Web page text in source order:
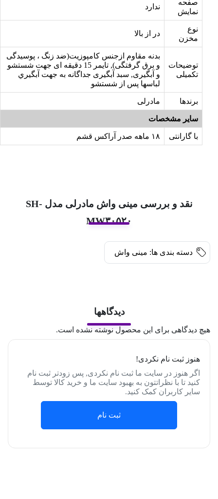
صفحه
نمایش
ندارد
نوع
مخزن
در از بالا
توضیحات
تکمیلی
بدنه مقاوم ازجنس کامپوزیت(ضد زنگ ، پوسیدگی
و برق گرفتگی), تايمر 15 دقیقه ای جهت شستشو
و آبگیری, سبد آبگیری جداگانه به جهت آبگيري
لباسها پس از شستشو
برندها مادرلی
سایر مشخصات
با گارانتی ۱۸ ماهه صدر آراکس قشم
نقد و بررسی مینی واش مادرلی مدل SH-
MW۳۰۵۲۰
دسته بندی ها: مینی واش
دیدگاهها
هیچ دیدگاهی برای این محصول نوشته نشده است.
هنوز ثبت نام نکردی!
اگر هنوز در سایت ما ثبت نام نکردی, پس زودتر ثبت نام
کنید تا با نظراتتون به بهبود سایت ما و خرید کالا توسط
سایر کاربران کمک کنید.
ثبت نام